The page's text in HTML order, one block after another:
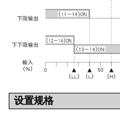
设置规格